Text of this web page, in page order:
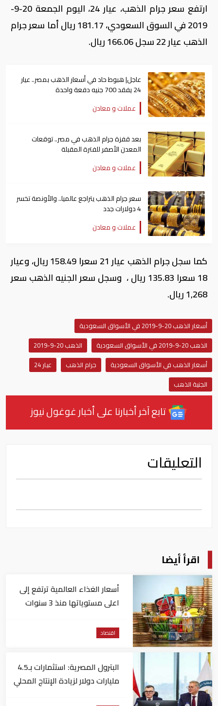
ارتفع سعر جرام الذهب، عيار 24، اليوم الجمعة 20-9-
2019 في السوق السعودي، 181.17 ريال أما سعر جرام
الذهب عيار 22 سجل 166.06 ريال.
عاجل| هبوط حاد في أسعار الذهب بمصر.. عيار
24 يفقد 700 جنيه دفعة واحدة
عملات و معادن
بعد قفزة جرام الذهب في مصر.. توقعات
المعدن الأصفر للفترة المقبلة
عملات و معادن
سعر جرام الذهب يتراجع عالميا.. والأونصة تخسر
4 دولارات جدد
عملات و معادن
كما سجل جرام الذهب عيار 21 سعرا 158.49 ريال، وعيار
18 سعرا 135.83 ريال ، وسجل سعر الجنيه الذهب سعر
1,268 ريال.
أسعار الذهب 20-9-2019 في الأسواق السعودية
الذهب 20-9-2019 في الأسواق السعودية
الذهب 20-9-2019
أسعار الذهب في الأسواق السعودية
جرام الذهب
عيار 24
الجنية الذهب
تابع آخر أخبارنا على أخبار غوغول نيوز
التعليقات
اقرأ أيضا
أسعار الغذاء العالمية ترتفع إلى
اعلى مستوياتها منذ 3 سنوات
اقتصاد
البترول المصرية: استثمارات بـ4.5
مليارات دولار لزيادة الإنتاج المحلي